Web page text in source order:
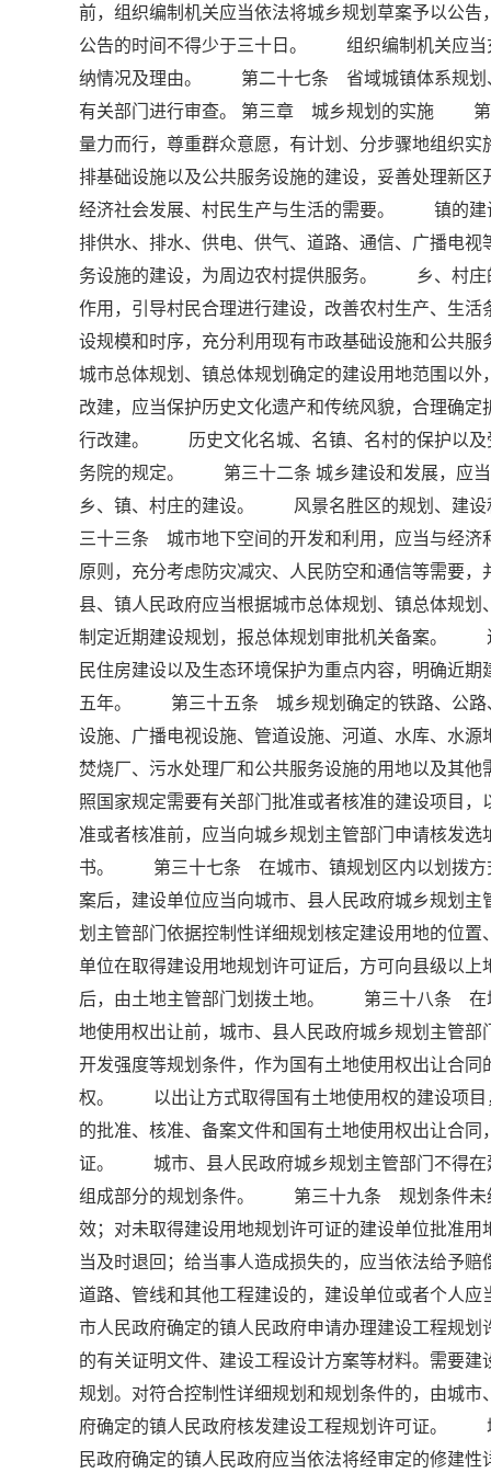
前，组织编制机关应当依法将城乡规划草案予以公
公告的时间不得少于三十日。 组织编制机关应当
纳情况及理由。 第二十七条 省域城镇体系规划、
有关部门进行审查。 第三章 城乡规划的实施 第
量力而行，尊重群众意愿，有计划、分步骤地组
排基础设施以及公共服务设施的建设，妥善处理新
经济社会发展、村民生产与生活的需要。 镇的建
排供水、排水、供电、供气、道路、通信、广播电
务设施的建设，为周边农村提供服务。 乡、村庄
作用，引导村民合理进行建设，改善农村生产、
设规模和时序，充分利用现有市政基础设施和公
城市总体规划、镇总体规划确定的建设用地范围
改建，应当保护历史文化遗产和传统风貌，合理确
行改建。 历史文化名城、名镇、名村的保护以及
务院的规定。 第三十二条 城乡建设和发展，应当
乡、镇、村庄的建设。 风景名胜区的规划、建
三十三条 城市地下空间的开发和利用，应当与经济
原则，充分考虑防灾减灾、人民防空和通信等需
县、镇人民政府应当根据城市总体规划、镇总体规
制定近期建设规划，报总体规划审批机关备案。
民住房建设以及生态环境保护为重点内容，明确近
五年。 第三十五条 城乡规划确定的铁路、公路
设施、广播电视设施、管道设施、河道、水库、水
焚烧厂、污水处理厂和公共服务设施的用地以及
照国家规定需要有关部门批准或者核准的建设项目
准或者核准前，应当向城乡规划主管部门申请核
书。 第三十七条 在城市、镇规划区内以划拨方
案后，建设单位应当向城市、县人民政府城乡规划
划主管部门依据控制性详细规划核定建设用地的
单位在取得建设用地规划许可证后，方可向县级以
后，由土地主管部门划拨土地。 第三十八条 在
地使用权出让前，城市、县人民政府城乡规划主管
开发强度等规划条件，作为国有土地使用权出让合
权。 以出让方式取得国有土地使用权的建设项目
的批准、核准、备案文件和国有土地使用权出让合
证。 城市、县人民政府城乡规划主管部门不得在
组成部分的规划条件。 第三十九条 规划条件未纳
效；对未取得建设用地规划许可证的建设单位批准
当及时退回；给当事人造成损失的，应当依法给
道路、管线和其他工程建设的，建设单位或者个人
市人民政府确定的镇人民政府申请办理建设工程
的有关证明文件、建设工程设计方案等材料。需要
规划。对符合控制性详细规划和规划条件的，由城
府确定的镇人民政府核发建设工程规划许可证。
民政府确定的镇人民政府应当依法将经审定的修